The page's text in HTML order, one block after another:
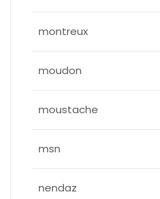
montreux
moudon
moustache
msn
nendaz